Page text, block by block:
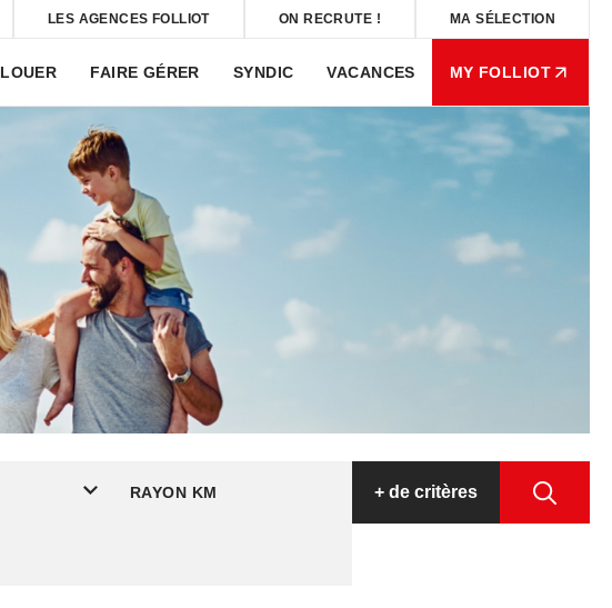
LES AGENCES FOLLIOT ON RECRUTE ! MA SÉLECTION
LOUER FAIRE GÉRER SYNDIC VACANCES MY FOLLIOT
RAYON KM + de critères